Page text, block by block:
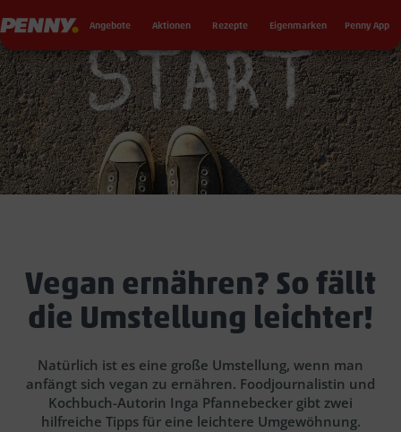
Penny Angebote Aktionen Rezepte Eigenmarken Penny App
Vegan ernähren? So fällt
die Umstellung leichter!
Natürlich ist es eine große Umstellung, wenn man
anfängt sich vegan zu ernähren. Foodjournalistin und
Kochbuch-Autorin Inga Pfannebecker gibt zwei
hilfreiche Tipps für eine leichtere Umgewöhnung.